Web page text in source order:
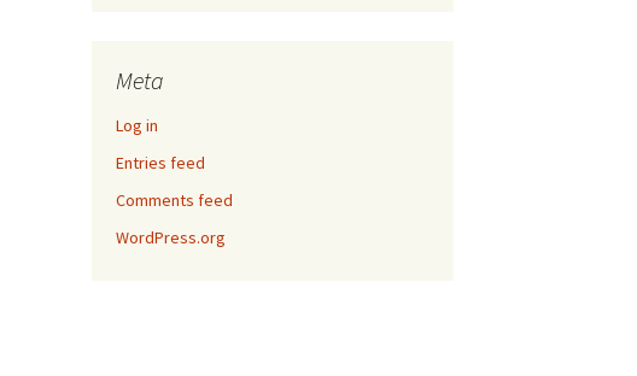
Meta
Log in
Entries feed
Comments feed
WordPress.org